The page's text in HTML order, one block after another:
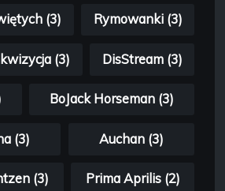
(3) Rymowanki (3)
(3) DisStream (3)
BoJack Horseman (3)
(3) Auchan (3)
(3) Prima Aprilis (2)